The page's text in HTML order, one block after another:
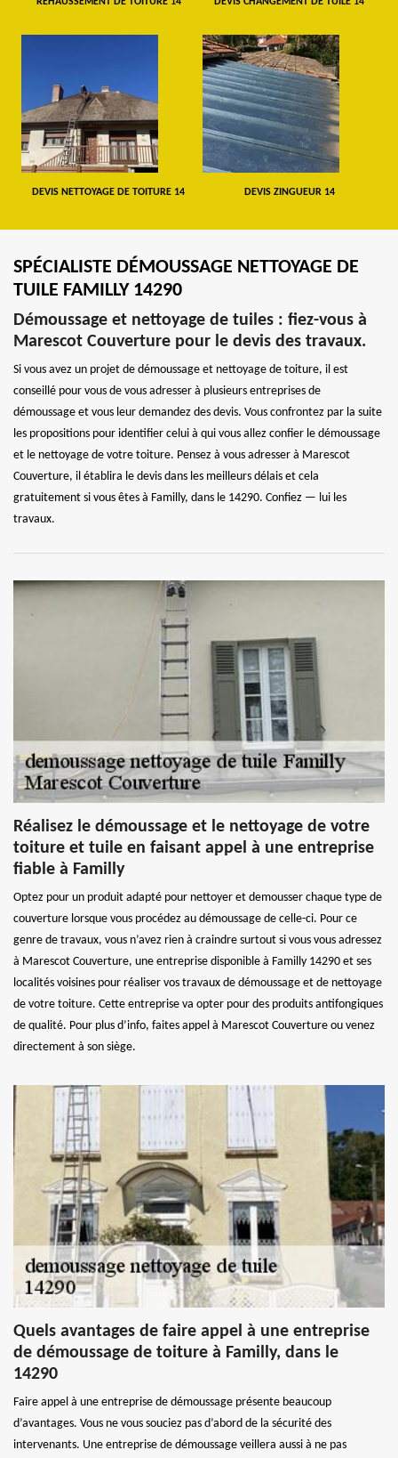
DEVIS NETTOYAGE DE TOITURE 14 DEVIS ZINGUEUR 14
SPÉCIALISTE DÉMOUSSAGE NETTOYAGE DE
TUILE FAMILLY 14290
Démoussage et nettoyage de tuiles : fiez-vous à
Marescot Couverture pour le devis des travaux.
Si vous avez un projet de démoussage et nettoyage de toiture, il est
conseillé pour vous de vous adresser à plusieurs entreprises de
démoussage et vous leur demandez des devis. Vous confrontez par la suite
les propositions pour identifier celui à qui vous allez confier le démoussage
et le nettoyage de votre toiture. Pensez à vous adresser à Marescot
Couverture, il établira le devis dans les meilleurs délais et cela
gratuitement si vous êtes à Familly, dans le 14290. Confiez — lui les
travaux.
Réalisez le démoussage et le nettoyage de votre
toiture et tuile en faisant appel à une entreprise
fiable à Familly
Optez pour un produit adapté pour nettoyer et demousser chaque type de
couverture lorsque vous procédez au démoussage de celle-ci. Pour ce
genre de travaux, vous n’avez rien à craindre surtout si vous vous adressez
à Marescot Couverture, une entreprise disponible à Familly 14290 et ses
localités voisines pour réaliser vos travaux de démoussage et de nettoyage
de votre toiture. Cette entreprise va opter pour des produits antifongiques
de qualité. Pour plus d’info, faites appel à Marescot Couverture ou venez
directement à son siège.
Quels avantages de faire appel à une entreprise
de démoussage de toiture à Familly, dans le
14290
Faire appel à une entreprise de démoussage présente beaucoup
d’avantages. Vous ne vous souciez pas d’abord de la sécurité des
intervenants. Une entreprise de démoussage veillera aussi à ne pas